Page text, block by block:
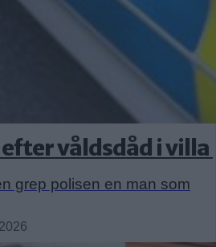
våldsdåd i villa
grep polisen en man som